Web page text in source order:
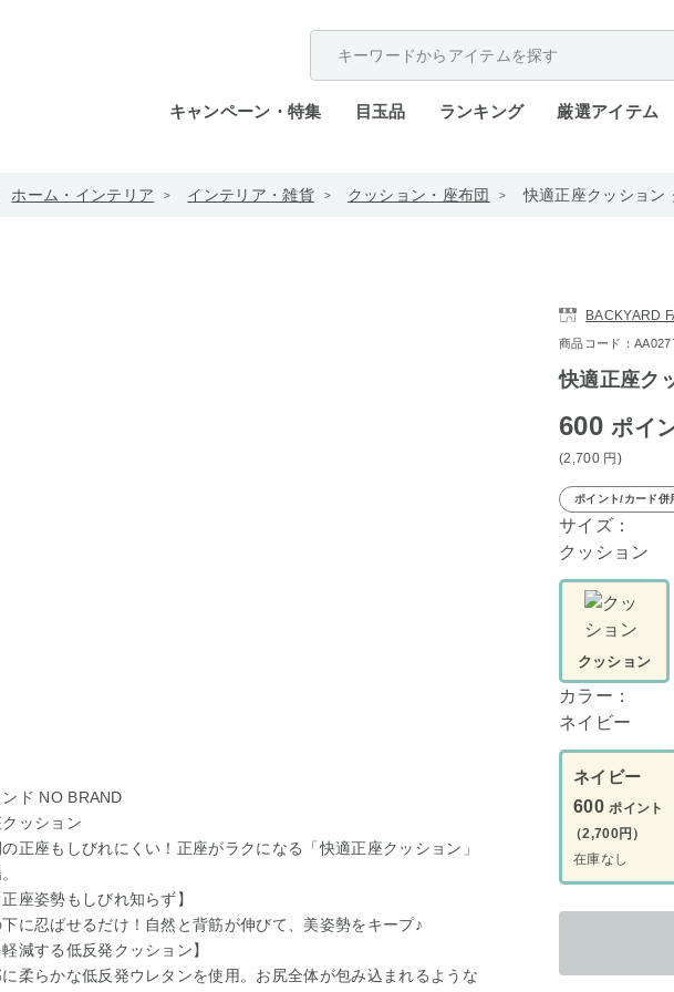
キャンペーン・特集 目玉品 ランキング 厳選アイテム
ホーム・インテリア インテリア・雑貨 クッション・座布団 快適正座クッション
ンド NO BRAND
ッション
の正座もしびれにくい！正座がラクになる「快適正座クッション」
正座姿勢もしびれ知らず】
下に忍ばせるだけ！自然と背筋が伸びて、美姿勢をキープ♪
軽減する低反発クッション】
に柔らかな低反発ウレタンを使用。お尻全体が包み込まれるような
BACKYARD
商品コード：
快適正座ク
600ポイ
(2,700 円 )
ポイント/カード併
サイズ：
クッション
クッション
カラー：
ネイビー
ネイビー
600 ポイント
（2,700円）
在庫なし